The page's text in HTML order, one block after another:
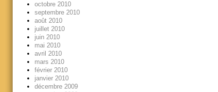
octobre 2010
septembre 2010
août 2010
juillet 2010
juin 2010
mai 2010
avril 2010
mars 2010
février 2010
janvier 2010
décembre 2009